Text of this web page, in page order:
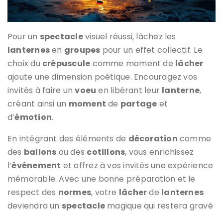
Pour un spectaclevisuel réussi, lâchez les
lanternesen groupes pour un effet collectif. Le
choix du crépuscule comme moment de lâcher
ajoute une dimension poétique. Encouragez vos
invités à faire unvoeu en libérant leur lanterne,
créant ainsi un moment de partage et
d’émotion.
En intégrant des éléments de décoration comme
des ballons ou des cotillons, vous enrichissez
l’événement et offrez à vos invités une expérience
mémorable. Avec une bonne préparation et le
respect des normes, votre lâcherde lanternes
deviendra un spectaclemagique qui restera gravé